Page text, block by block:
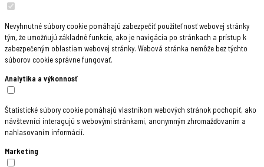
Nevyhnutné súbory cookie pomáhajú zabezpečiť použiteľnosť webovej stránky
tým, že umožňujú základné funkcie, ako je navigácia po stránkach a prístup k
zabezpečeným oblastiam webovej stránky. Webová stránka nemôže bez týchto
súborov cookie správne fungovať.
Analytika a výkonnosť
Štatistické súbory cookie pomáhajú vlastníkom webových stránok pochopiť, ako
návštevníci interagujú s webovými stránkami, anonymným zhromažďovaním a
nahlasovaním informácií.
Marketing